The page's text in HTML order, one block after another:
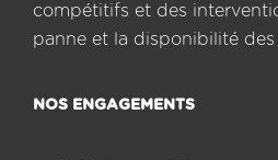
compétitifs et des
panne et la disponibilité des
NOS ENGAGEMENTS